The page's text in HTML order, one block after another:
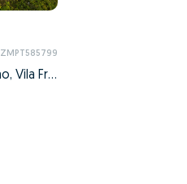
ZMPT585799
Alverca do Ribatejo e Sobralinho, Vila Franca de Xira, Lisboa